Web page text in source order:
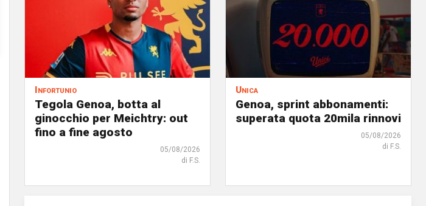
Infortunio
Tegola Genoa, botta al
ginocchio per Meichtry: out
fino a fine agosto
05/08/2026
di F.S.
Unica
Genoa, sprint abbonamenti:
superata quota 20mila rinnovi
05/08/2026
di F.S.